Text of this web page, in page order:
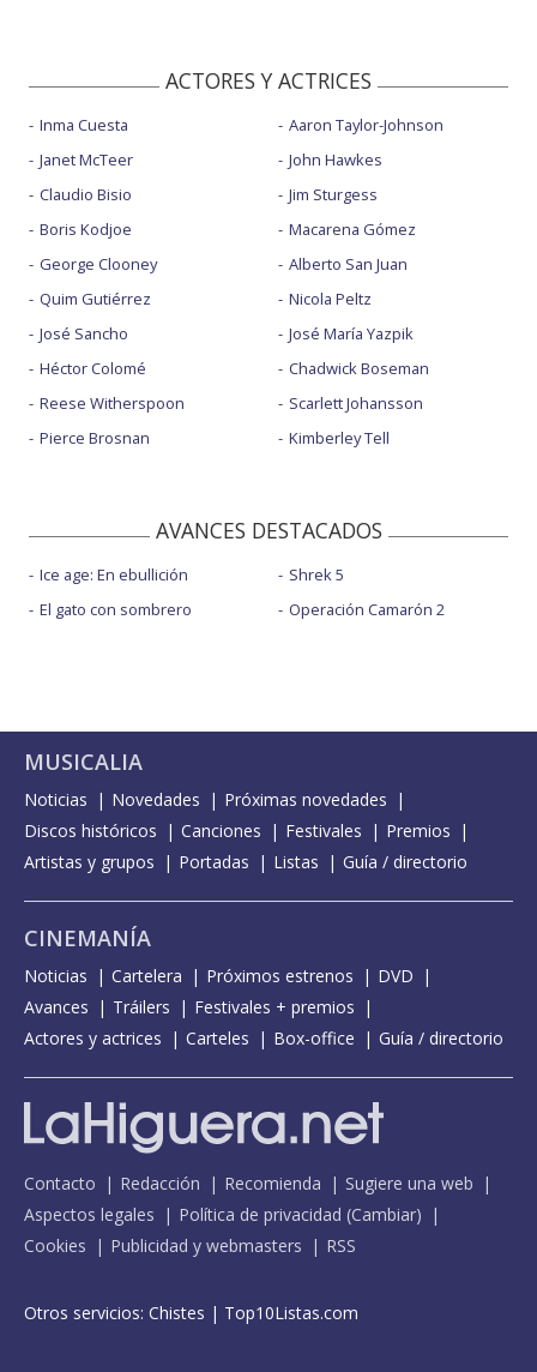
ACTORES Y ACTRICES
Inma Cuesta
Janet McTeer
Claudio Bisio
Boris Kodjoe
George Clooney
Quim Gutiérrez
José Sancho
Héctor Colomé
Reese Witherspoon
Pierce Brosnan
Aaron Taylor-Johnson
John Hawkes
Jim Sturgess
Macarena Gómez
Alberto San Juan
Nicola Peltz
José María Yazpik
Chadwick Boseman
Scarlett Johansson
Kimberley Tell
AVANCES DESTACADOS
Ice age: En ebullición
El gato con sombrero
Shrek 5
Operación Camarón 2
MUSICALIA
Noticias Novedades
Próximas novedades
Discos históricos
Canciones Festivales
Premios
Artistas y grupos
Portadas Listas Guía / directorio
CINEMANÍA
Noticias Cartelera Próximos estrenos
DVD
Avances
Tráilers
Festivales + premios
Actores y actrices
Carteles Box-office Guía / directorio
Contacto Redacción Recomienda
Sugiere una web
Aspectos legales
Política de privacidad (Cambiar)
Cookies
Publicidad y webmasters RSS
Otros servicios: Chistes | Top10Listas.com